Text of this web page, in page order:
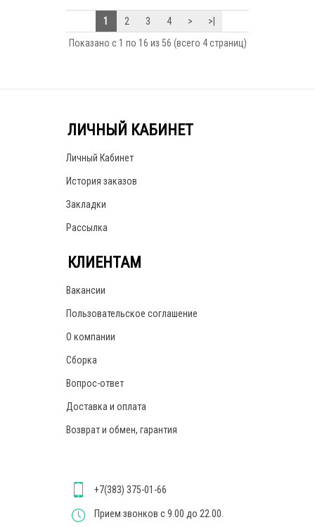
1 2 3 4 >
>|
Показано с 1 по 16 из 56 (всего 4 страниц)
ЛИЧНЫЙ КАБИНЕТ
Личный Кабинет
История заказов
Закладки
Рассылка
КЛИЕНТАМ
Вакансии
Пользовательское соглашение
О компании
Сборка
Вопрос-ответ
Доставка и оплата
Возврат и обмен, гарантия
+7(383) 375-01-66
Прием звонков с 9.00 до 22.00.